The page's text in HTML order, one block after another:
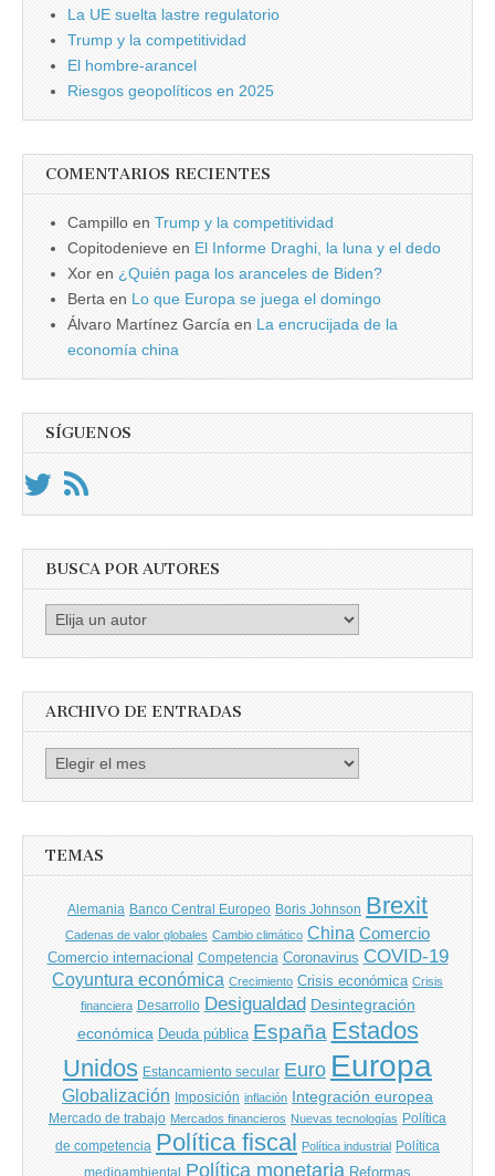
La UE suelta lastre regulatorio
Trump y la competitividad
El hombre-arancel
Riesgos geopolíticos en 2025
COMENTARIOS RECIENTES
Campillo en Trump y la competitividad
Copitodenieve en El Informe Draghi, la luna y el dedo
Xor en ¿Quién paga los aranceles de Biden?
Berta en Lo que Europa se juega el domingo
Álvaro Martínez García en La encrucijada de la
economía china
SÍGUENOS
BUSCA POR AUTORES
Busca
ARCHIVO DE ENTRADAS
Archivo
TEMAS
Alemania Banco Central Europeo Boris Johnson Brexit
Cadenas de valor globales Cambio climático China Comercio
Comercio internacional Competencia Coronavirus COVID-19
Coyuntura económica Crecimiento Crisis económica Crisis
financiera Desarrollo Desigualdad Desintegración
económica Deuda pública España Estados
Unidos Estancamiento secular Euro Europa
Globalización Imposición inflación Integración europea
Mercado de trabajo Mercados financieros Nuevas tecnologías Política
de competencia Política fiscal Política industrial Política
medioambiental
Política monetaria Reformas